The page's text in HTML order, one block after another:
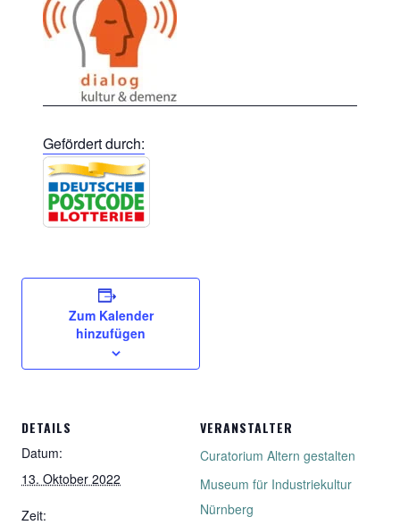
Gefördert durch:
Zum Kalender
hinzufügen
DETAILS
Datum:
13. Oktober 2022
Zeit:
VERANSTALTER
Curatorium Altern gestalten
Museum für Industriekultur
Nürnberg